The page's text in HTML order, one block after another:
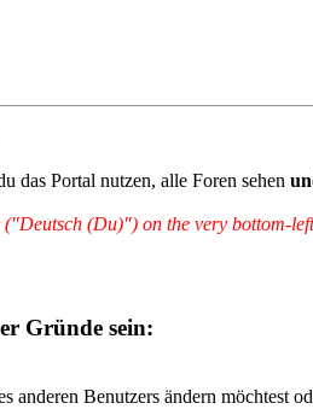
das Portal nutzen, alle Foren sehen
(Du)") on the very bottom-
Gründe sein:
Benutzers ändern möchtest